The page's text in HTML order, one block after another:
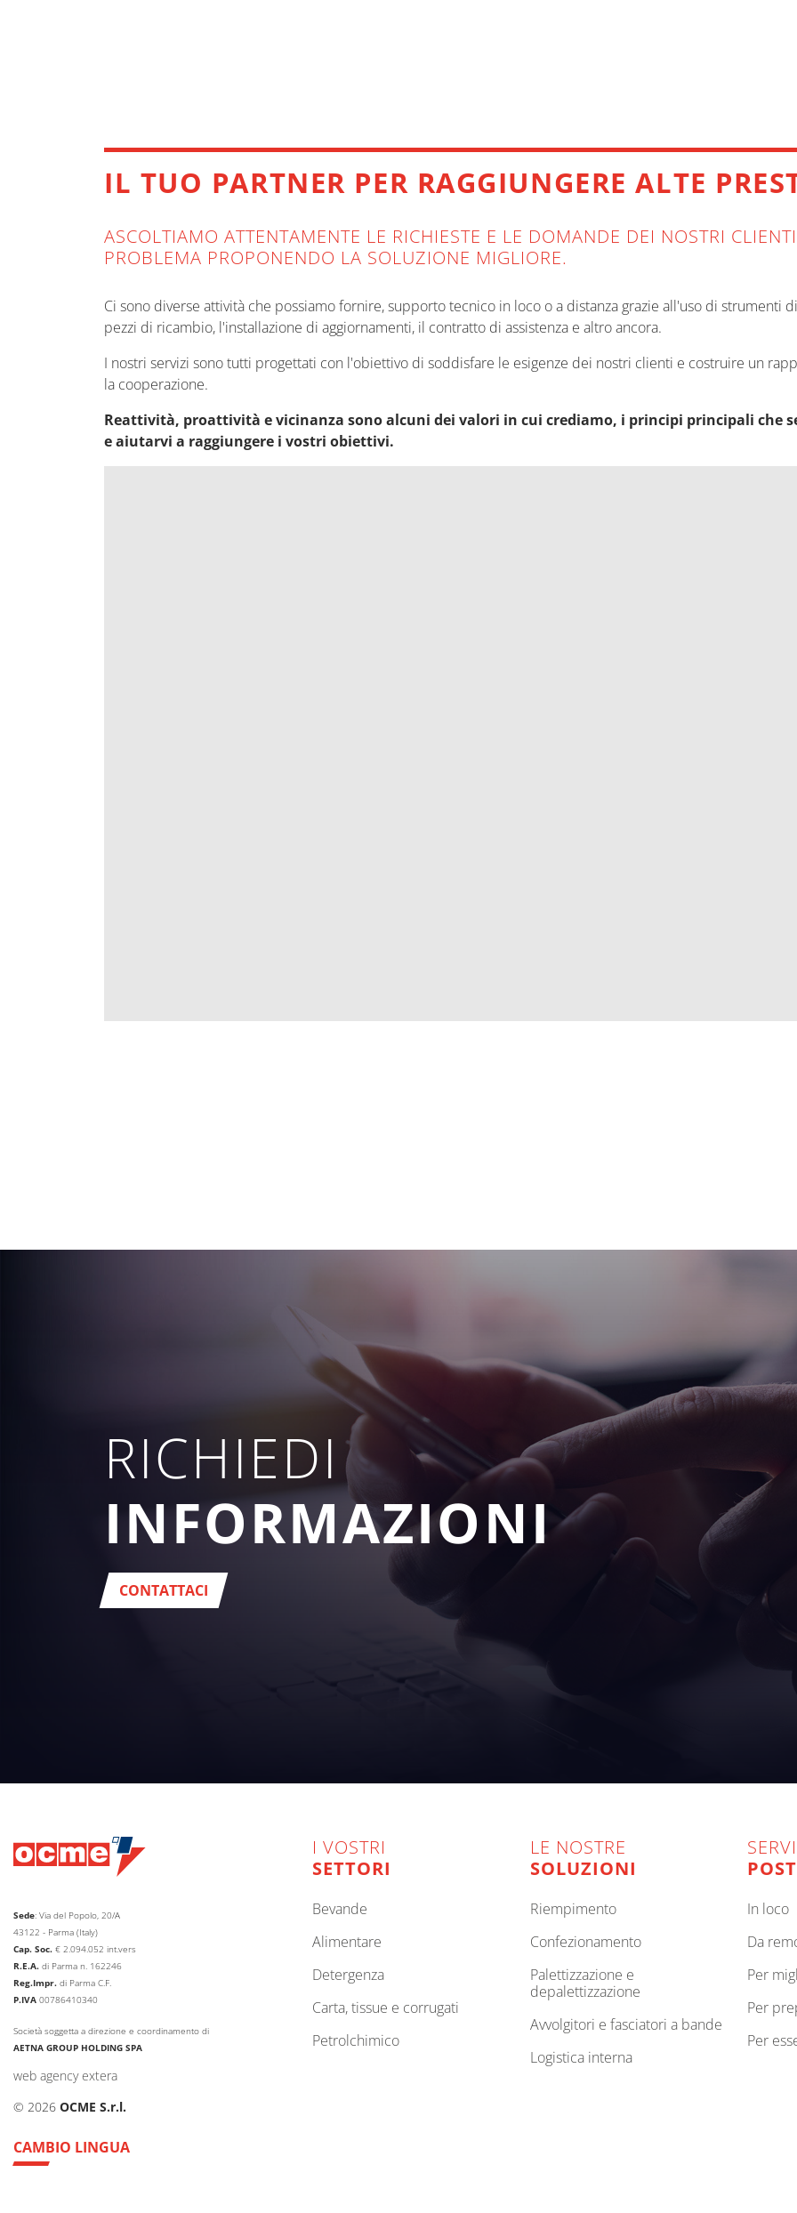
IL TUO PARTNER PER RAGGIUNGERE ALTE
ASCOLTIAMO ATTENTAMENTE LE RICHIESTE E LE DOMANDE DEI NOSTRI
PROBLEMA PROPONENDO LA SOLUZIONE MIGLIORE.
Ci sono diverse attività che possiamo fornire, supporto tecnico in loco o a distanza grazie all'uso di strumenti
pezzi di ricambio, l'installazione di aggiornamenti, il contratto di assistenza e altro ancora.
I nostri servizi sono tutti progettati con l'obiettivo di soddisfare le esigenze dei nostri clienti e costruire un
la cooperazione.
Reattività, proattività e vicinanza sono alcuni dei valori in cui crediamo, i principi principali che
e aiutarvi a raggiungere i vostri obiettivi.
RICHIEDI
INFORMAZIONI
CONTATTACI
Sede: Via del Popolo, 20/A
43122 - Parma (Italy)
Cap. Soc. € 2.094.052 int.vers
R.E.A. di Parma n. 162246
Reg.Impr. di Parma C.F.
P.IVA 00786410340
Società soggetta a direzione e coordinamento di
AETNA GROUP HOLDING SPA
web agency extera
© 2026 OCME S.r.l.
CAMBIO LINGUA
I VOSTRI
SETTORI
bevande
alimentare
detergenza
carta, tissue e corrugati
petrolchimico
LE NOSTRE
SOLUZIONI
riempimento
confezionamento
palettizzazione e
depalettizzazione
avvolgitori e fasciatori a bande
logistica interna
in loco
da
per
per
per